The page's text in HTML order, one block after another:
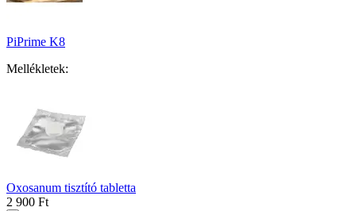
PiPrime K8
Mellékletek:
Oxosanum tisztító tabletta
2 900 Ft